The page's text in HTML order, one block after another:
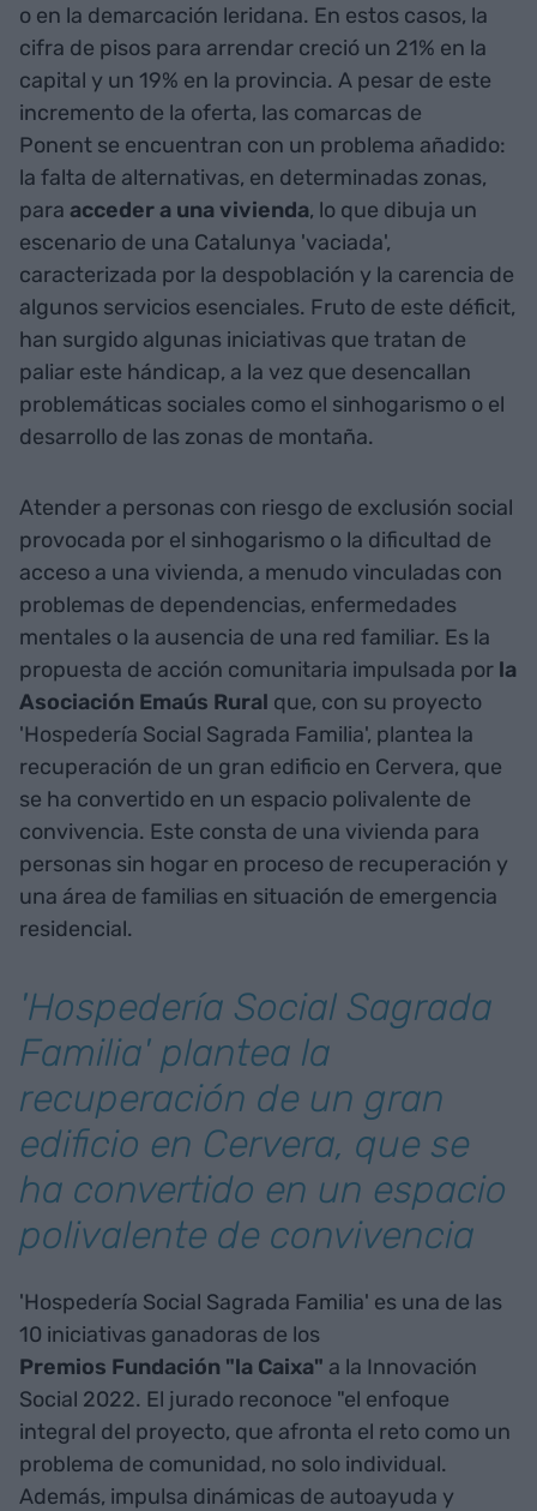
o en la demarcación leridana. En estos casos, la
cifra de pisos para arrendar creció un 21% en la
capital y un 19% en la provincia. A pesar de este
incremento de la oferta, las comarcas de
Ponent se encuentran con un problema añadido:
la falta de alternativas, en determinadas zonas,
para acceder a una vivienda, lo que dibuja un
escenario de una Catalunya 'vaciada',
caracterizada por la despoblación y la carencia de
algunos servicios esenciales. Fruto de este déficit,
han surgido algunas iniciativas que tratan de
paliar este hándicap, a la vez que desencallan
problemáticas sociales como el sinhogarismo o el
desarrollo de las zonas de montaña.
Atender a personas con riesgo de exclusión social
provocada por el sinhogarismo o la dificultad de
acceso a una vivienda, a menudo vinculadas con
problemas de dependencias, enfermedades
mentales o la ausencia de una red familiar. Es la
propuesta de acción comunitaria impulsada por la
Asociación Emaús Rural que, con su proyecto
'Hospedería Social Sagrada Familia', plantea la
recuperación de un gran edificio en Cervera, que
se ha convertido en un espacio polivalente de
convivencia. Este consta de una vivienda para
personas sin hogar en proceso de recuperación y
una área de familias en situación de emergencia
residencial.
'Hospedería Social Sagrada
Familia' plantea la
recuperación de un gran
edificio en Cervera, que se
ha convertido en un espacio
polivalente de convivencia
'Hospedería Social Sagrada Familia' es una de las
10 iniciativas ganadoras de los
Premios Fundación "la Caixa" a la Innovación
Social 2022. El jurado reconoce "el enfoque
integral del proyecto, que afronta el reto como un
problema de comunidad, no solo individual.
Además, impulsa dinámicas de autoayuda y